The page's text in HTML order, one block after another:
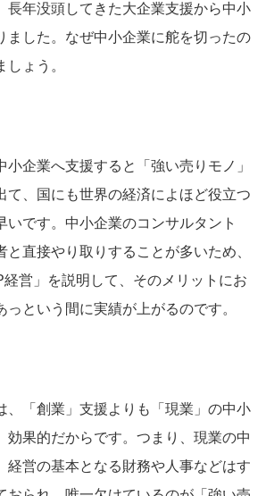
年没頭してきた大企業支援から中小
ました。なぜ中小企業に舵を切ったの
ょう。
企業へ支援すると「強い売りモノ」
て、国にも世界の経済によほど役立つ
いです。中小企業のコンサルタント
と直接やり取りすることが多いため、
営」を説明して、そのメリットにお
っという間に実績が上がるのです。
「創業」支援よりも「現業」の中小
効果的だからです。つまり、現業の中
経営の基本となる財務や人事などはす